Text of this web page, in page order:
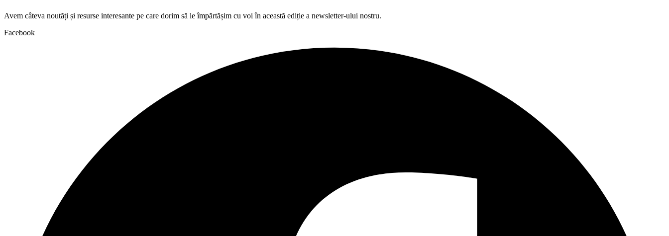
Avem câteva noutăți și resurse interesante pe care dorim să le împărtășim cu voi în această ediție a newsletter-ului nostru.
Facebook